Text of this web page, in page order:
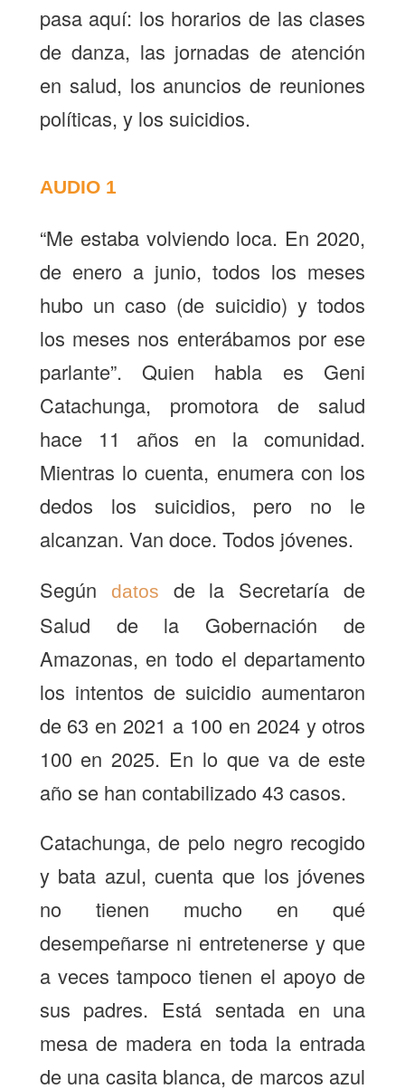
pasa aquí: los horarios de las clases
de danza, las jornadas de atención
en salud, los anuncios de reuniones
políticas, y los suicidios.
AUDIO 1
“Me estaba volviendo loca. En 2020,
de enero a junio, todos los meses
hubo un caso (de suicidio) y todos
los meses nos enterábamos por ese
parlante”. Quien habla es Geni
Catachunga, promotora de salud
hace 11 años en la comunidad.
Mientras lo cuenta, enumera con los
dedos los suicidios, pero no le
alcanzan. Van doce. Todos jóvenes.
Según
datos
de la Secretaría de
Salud de la Gobernación de
Amazonas, en todo el departamento
los intentos de suicidio aumentaron
de 63 en 2021 a 100 en 2024 y otros
100 en 2025. En lo que va de este
año se han contabilizado 43 casos.
Catachunga, de pelo negro recogido
y bata azul, cuenta que los jóvenes
no tienen mucho en qué
desempeñarse ni entretenerse y que
a veces tampoco tienen el apoyo de
sus padres. Está sentada en una
mesa de madera en toda la entrada
de una casita blanca, de marcos azul